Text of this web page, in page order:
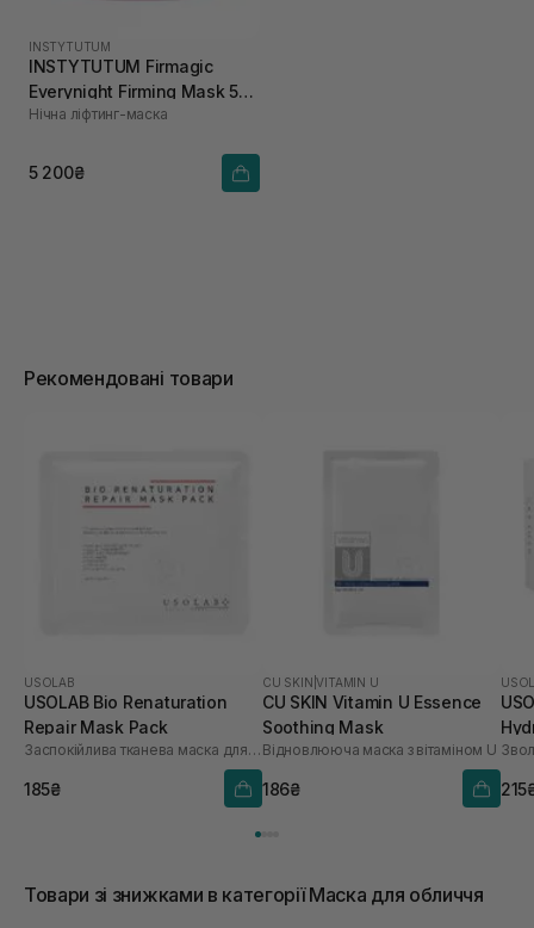
INSTYTUTUM
INSTYTUTUM Firmagic
Everynight Firming Mask 50
мл
Нічна ліфтинг-маска
5 200₴
Рекомендовані товари
USOLAB
USOLAB Bio Renaturation
Repair Mask Pack
Заспокійлива тканева маска для обличчя
185₴
CU SKIN |VITAMIN U
CU SKIN Vitamin U Essence
Soothing Mask
Відновлююча маска з вітаміном U
186₴
шт
Товари зі знижками в категорії Маска для обличчя